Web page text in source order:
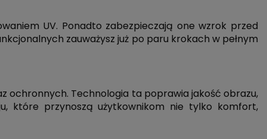
UV. Ponadto zabezpieczają one wzrok przed
zauważysz już po paru krokach w pełnym
ochronnych. Technologia ta poprawia jakość obrazu,
które przynoszą użytkownikom nie tylko komfort,